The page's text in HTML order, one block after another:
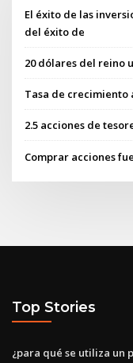
El éxito de las
del éxito de
20 dólares del reino
Tasa de crecimiento
2.5 acciones de
Comprar acciones
Top Stories
¿para qué se utiliza un